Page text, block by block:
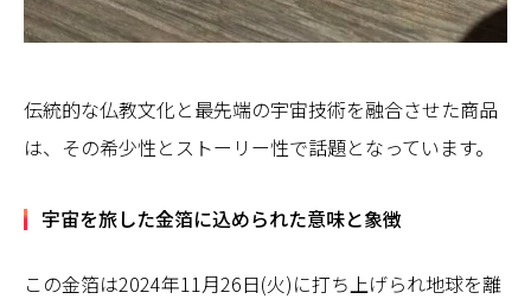
伝統的な仏教文化と最先端の宇宙技術を融合させた商品
は、その希少性とストーリー性で話題となっています。
宇宙を旅した金箔に込められた意味と象徴
この金箔は2024年11月26日(火)に打ち上げられ地球を離